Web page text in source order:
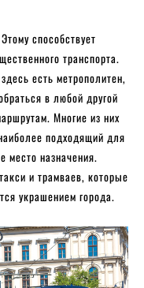
способствует
транспорта.
есть метрополитен,
в любой другой
Многие из них
подходящий для
место назначения.
и трамваев, которые
украшением города.